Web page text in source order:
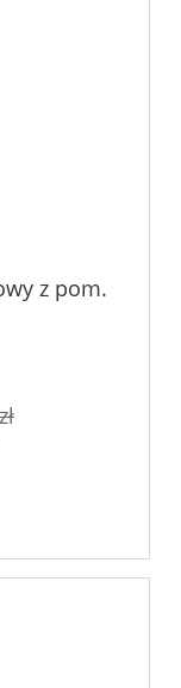
z pom.